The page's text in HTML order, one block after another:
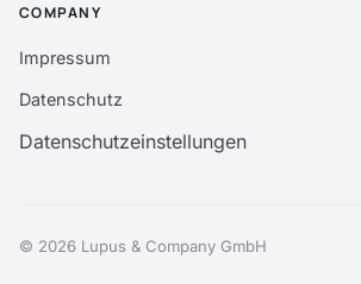
COMPANY
Impressum
Datenschutz
Datenschutzeinstellungen
© 2026 Lupus & Company GmbH